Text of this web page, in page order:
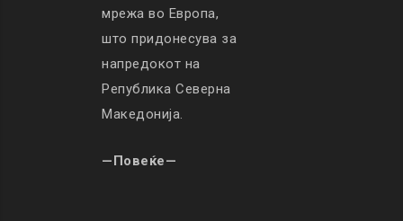
мрежа во Европа,
што придонесува за
напредокот на
Република Северна
Македонија.
—Повеќе—